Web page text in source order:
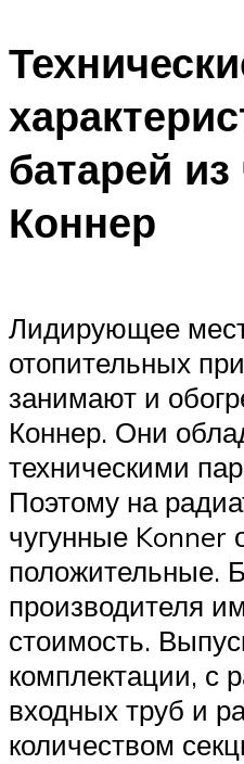
батарей из
Коннер
Лидирующее
отопительных
занимают и
Коннер. Они
техническими
Поэтому на
чугунные Konner
положительные.
производителя
стоимость.
комплектации, с
входных труб и
количеством